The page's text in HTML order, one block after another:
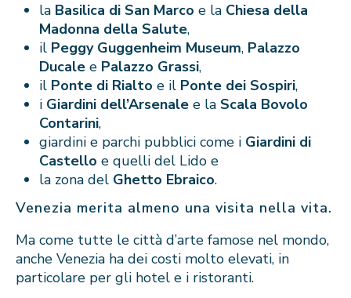
la Basilica di San Marco e la Chiesa della
Madonna della Salute,
il Peggy Guggenheim Museum, Palazzo
Ducale e Palazzo Grassi,
il Ponte di Rialto e il Ponte dei Sospiri,
i Giardini dell’Arsenale e la Scala Bovolo
Contarini,
giardini e parchi pubblici come i Giardini di
Castello e quelli del Lido e
la zona del Ghetto Ebraico.
Venezia merita almeno una visita nella vita.
Ma come tutte le città d’arte famose nel mondo,
anche Venezia ha dei costi molto elevati, in
particolare per gli hotel e i ristoranti.